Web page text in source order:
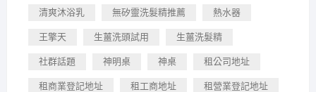
清爽沐浴乳 無矽靈洗髮精推薦 熱水器
王擎天 生薑洗頭試用 生薑洗髮精
社群話題 神明桌 神桌 租公司地址
租商業登記地址 租工商地址 租營業登記地址